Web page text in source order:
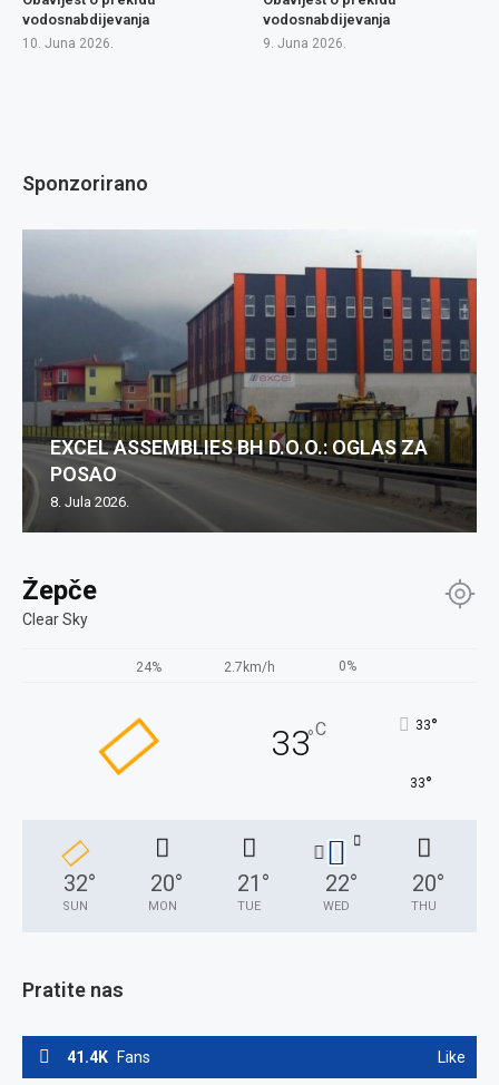
Žepče
Clear Sky
24% 2.7km/h 0%
33°C 33°
33°
32°
SUN
20°
MON
21 °
TUE
22°
WED
20°
THU
Pratite nas
41.4K Fans Like
vodosnabdijevanja
10. Juna 2026.
vodosnabdijevanja
9. Juna 2026.
Sponzorirano
EXCEL ASSEMBLIES BH D.O.O.: OGLAS ZA
POSAO
8. Jula 2026.